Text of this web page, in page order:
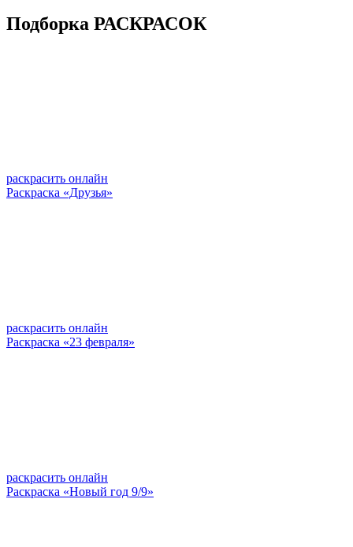
Подборка РАСКРАСОК
раскрасить онлайн
Раскраска «Друзья»
раскрасить онлайн
Раскраска «23 февраля»
раскрасить онлайн
Раскраска «Новый год 9/9»